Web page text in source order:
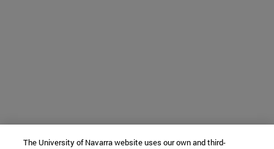
The University of Navarra website uses our own and third-